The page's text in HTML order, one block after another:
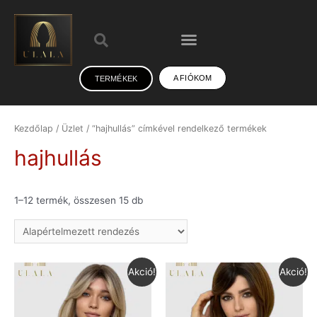
TERMÉKEK A FIÓKOM
Kezdőlap / Üzlet / “hajhullás” címkével rendelkező termékek
hajhullás
1–12 termék, összesen 15 db
Akció! Akció!